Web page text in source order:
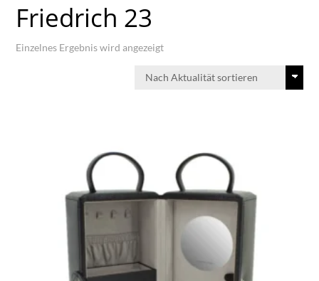
Friedrich 23
Einzelnes Ergebnis wird angezeigt